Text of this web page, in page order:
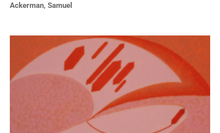
Ackerman, Samuel